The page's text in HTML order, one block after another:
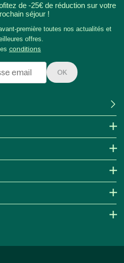
de -25€ de réduction sur votre
séjour !
première toutes nos actualités et
offres.
conditions
OK